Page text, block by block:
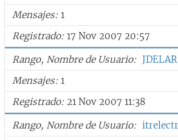
Mensajes 1
Registrado 17 Nov 2007 20:57
Rango, Nombre de Usuario
Mensajes 1
Registrado 21 Nov 2007 11:38
Rango, Nombre de Usuario